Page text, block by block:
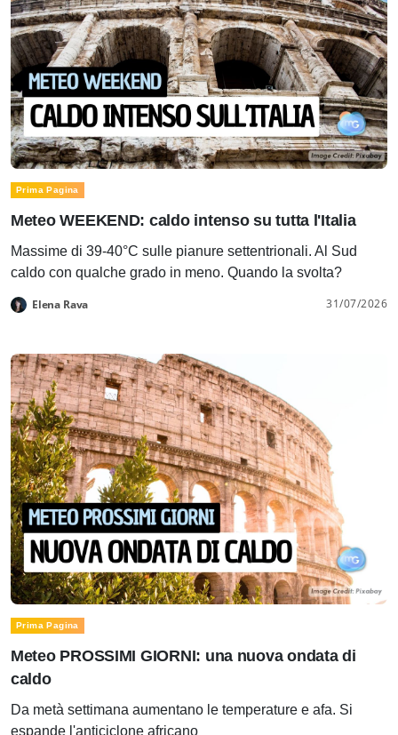
Prima Pagina
Meteo WEEKEND: caldo intenso su tutta l'Italia
Massime di 39-40°C sulle pianure settentrionali. Al Sud
caldo con qualche grado in meno. Quando la svolta?
Elena Rava 31/07/2026
Prima Pagina
Meteo PROSSIMI GIORNI: una nuova ondata di
caldo
Da metà settimana aumentano le temperature e afa. Si
espande l'anticiclone africano